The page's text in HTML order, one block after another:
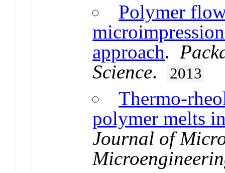
Polymer
approach.
Science. 2013
Thermo-
polymer melts
Journal of